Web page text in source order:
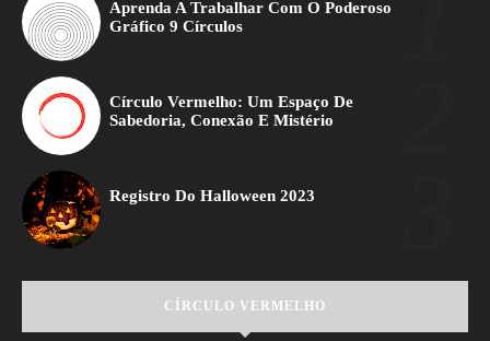
Aprenda A Trabalhar Com O Poderoso
Gráfico 9 Círculos
Círculo Vermelho: Um Espaço De
Sabedoria, Conexão E Mistério
Registro Do Halloween 2023
CÍRCULO VERMELHO